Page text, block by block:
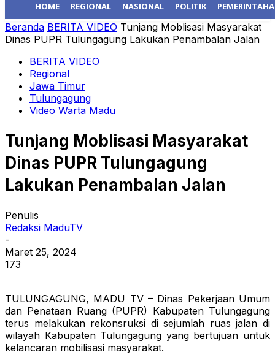
HOME REGIONAL NASIONAL POLITIK
Beranda BERITA VIDEO Tunjang Moblisasi Masyarakat
Dinas PUPR Tulungagung Lakukan Penambalan Jalan
BERITA VIDEO
Regional
Jawa Timur
Tulungagung
Video Warta Madu
Tunjang Moblisasi Masyarakat
Dinas PUPR Tulungagung
Lakukan Penambalan Jalan
Penulis
Redaksi MaduTV
-
Maret 25, 2024
173
TULUNGAGUNG, MADU TV – Dinas Pekerjaan Umum
dan Penataan Ruang (PUPR) Kabupaten Tulungagung
terus melakukan rekonsruksi di sejumlah ruas jalan di
wilayah Kabupaten Tulungagung yang bertujuan untuk
kelancaran mobilisasi masyarakat.